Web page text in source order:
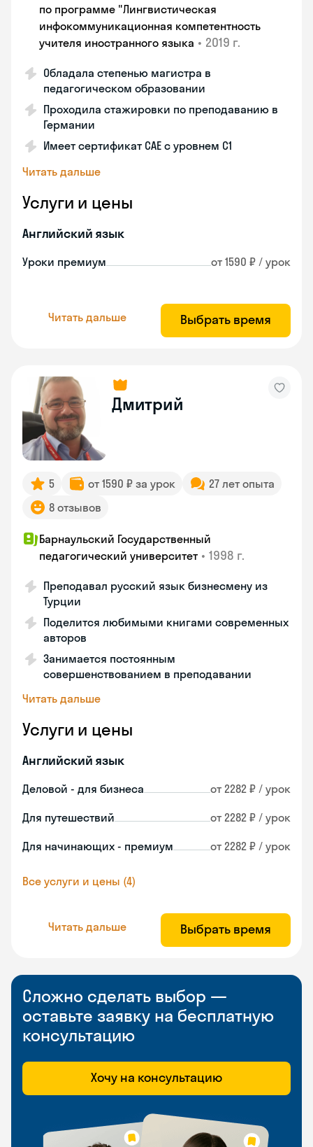
по программе "Лингвистическая
инфокоммуникационная компетентность
учителя иностранного языка • 2019 г.
Обладала степенью магистра в
педагогическом образовании
Проходила стажировки по преподаванию в
Германии
Имеет сертификат САЕ с уровнем С1
Читать дальше
Услуги и цены
Английский язык
Уроки премиум от 1590 ₽ / урок
Читать дальше Выбрать время
Дмитрий
5 от 1590 ₽ за урок
27 лет опыта
8 отзывов
Барнаульский Государственный
педагогический университет • 1998 г.
Преподавал русский язык бизнесмену из
Турции
Поделится любимыми книгами современных
авторов
Занимается постоянным
совершенствованием в преподавании
Читать дальше
Услуги и цены
Английский язык
Деловой - для бизнеса от 2282 ₽ / урок
Для путешествий от 2282 ₽ / урок
Для начинающих - премиум от 2282 ₽ / урок
Все услуги и цены (4)
Читать дальше Выбрать время
Сложно сделать выбор —
оставьте заявку на бесплатную
консультацию
Хочу на консультацию